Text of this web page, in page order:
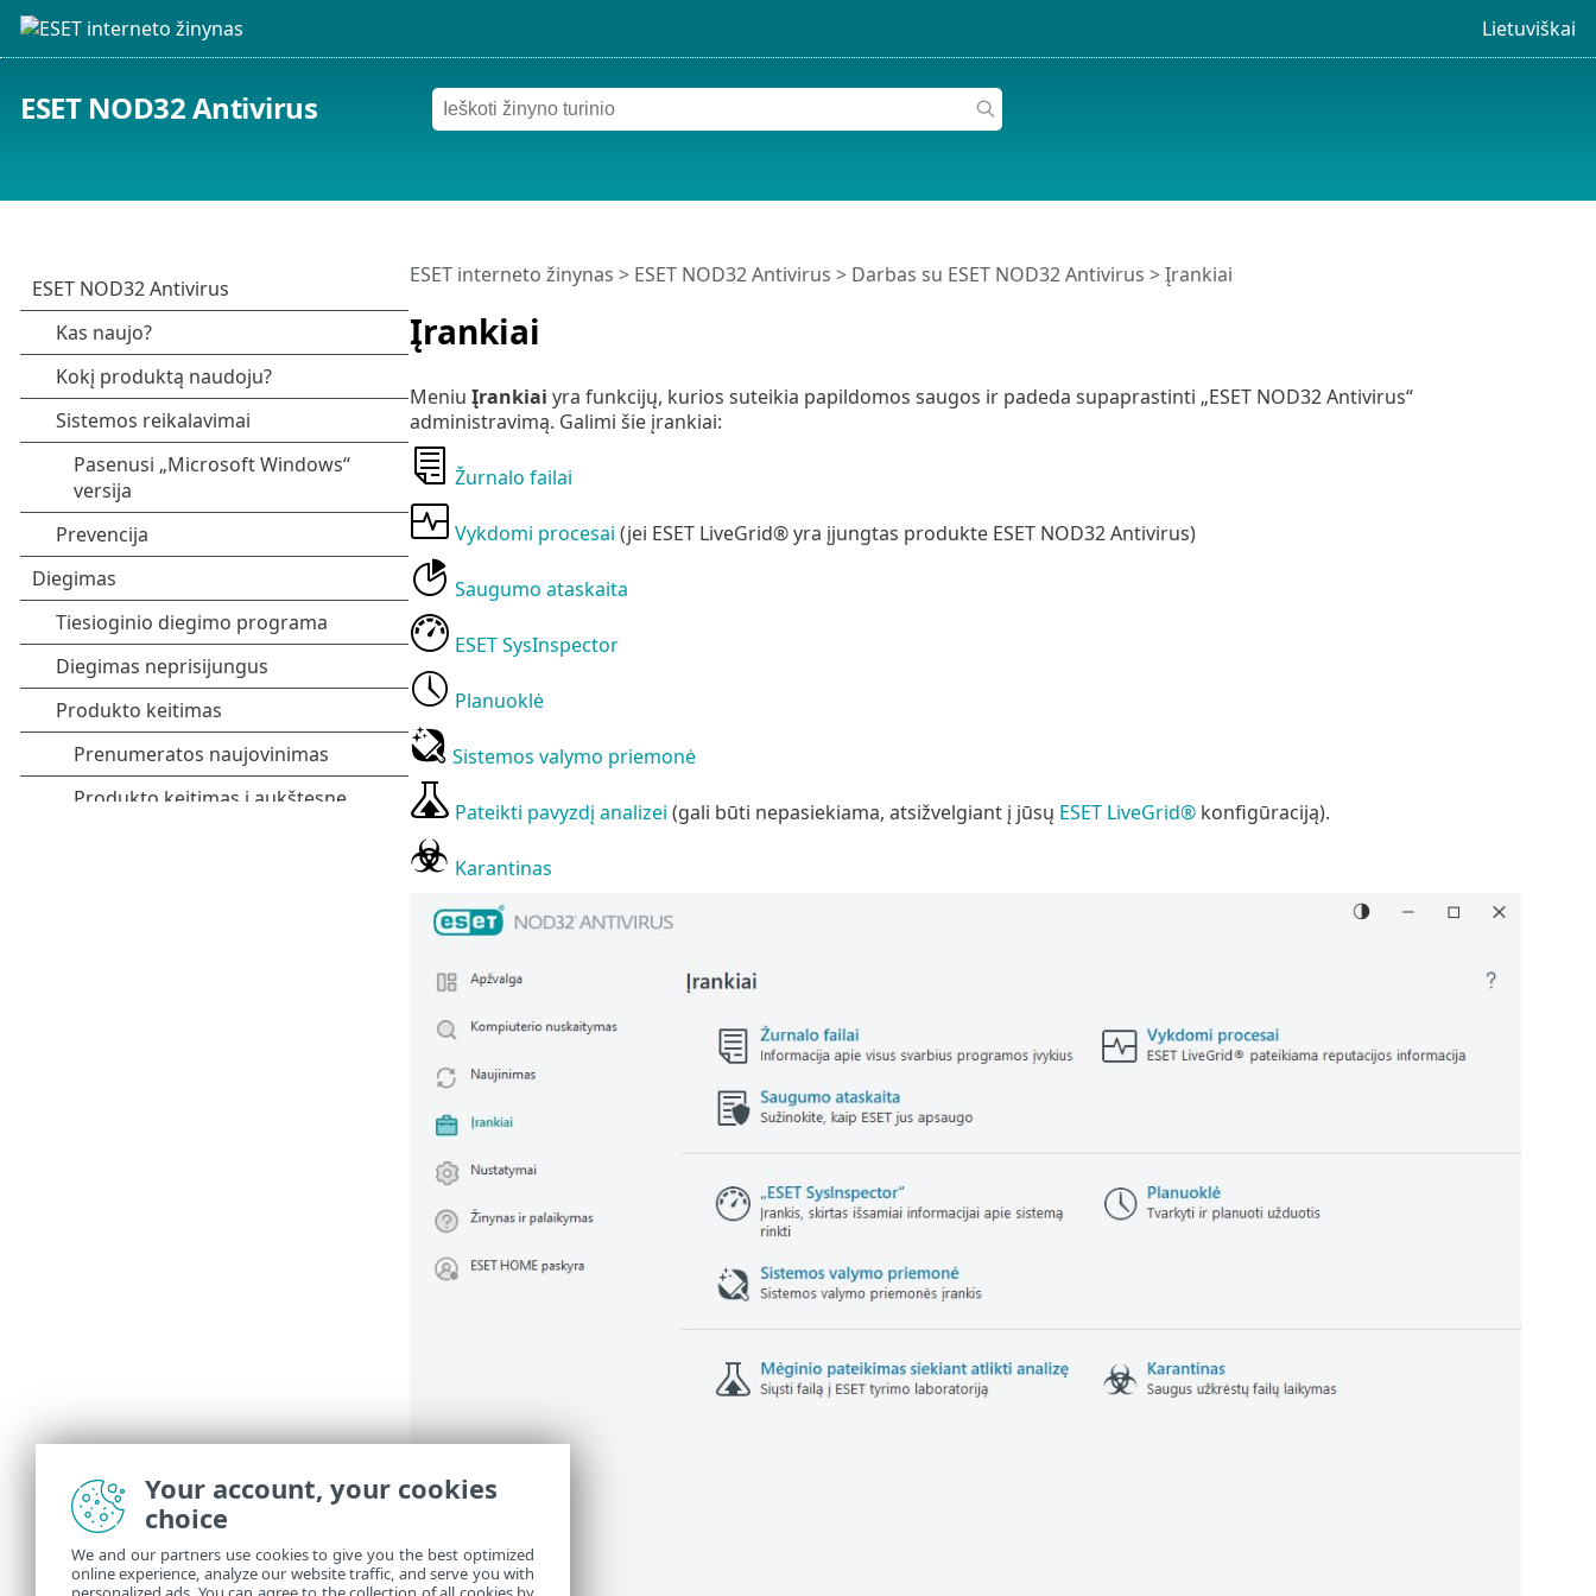
Lietuviškai
ESET NOD32 Antivirus
Įrankiai
ESET interneto žinynas > ESET NOD32 Antivirus > Darbas su ESET NOD32 Antivirus > Įrankiai
Meniu Įrankiai yra funkcijų, kurios suteikia papildomos saugos ir padeda supaprastinti „ESET NOD32 Antivirus“
administravimą. Galimi šie įrankiai:
Žurnalo failai
Vykdomi procesai (jei ESET LiveGrid® yra įjungtas produkte ESET NOD32 Antivirus)
Saugumo ataskaita
ESET SysInspector
Planuoklė
Sistemos valymo priemonė
Pateikti pavyzdį analizei (gali būti nepasiekiama, atsižvelgiant į jūsų ESET LiveGrid®konfigūraciją).
Karantinas
Your account, your cookies
choice
We and our partners use cookies to give you the best optimized
online experience, analyze our website traffic, and serve you with